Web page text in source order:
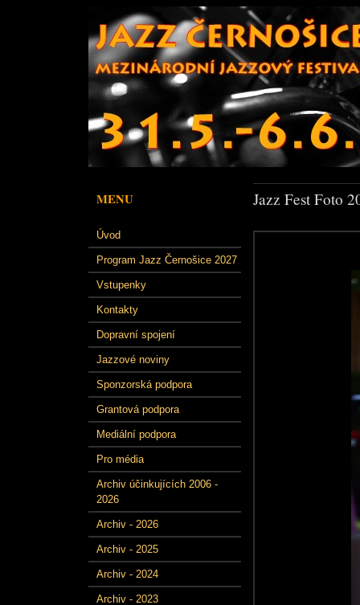
MENU
Úvod
Program Jazz Černošice 2027
Vstupenky
Kontakty
Dopravní spojení
Jazzové noviny
Sponzorská podpora
Grantová podpora
Mediální podpora
Pro média
Archiv účinkujících 2006 -
2026
Archiv - 2026
Archiv - 2025
Archiv - 2024
Archiv - 2023
Jazz Fest Foto